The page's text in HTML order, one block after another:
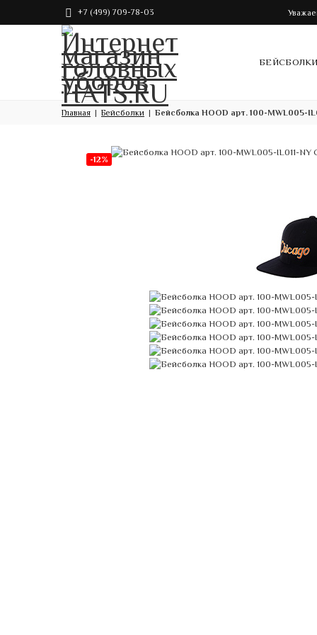
+7 (499) 709-78-03
Главная Бейсболки Бейсболка HOOD арт. 100-MWL005-
-12%